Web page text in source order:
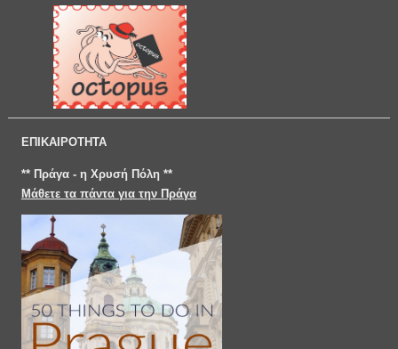
ΕΠΙΚΑΙΡΟΤΗΤΑ
** Πράγα - η Χρυσή Πόλη **
Μάθετε τα πάντα για την Πράγα